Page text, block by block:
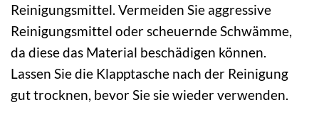
Reinigungsmittel. Vermeiden Sie aggressive
Reinigungsmittel oder scheuernde Schwämme,
da diese das Material beschädigen können.
Lassen Sie die Klapptasche nach der Reinigung
gut trocknen, bevor Sie sie wieder verwenden.